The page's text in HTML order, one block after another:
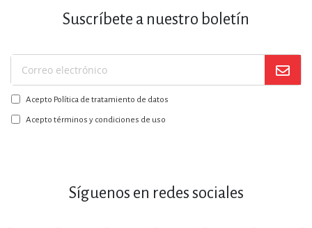
Suscríbete a nuestro boletín
Suscríbase
a
nuestro
boletín:
Acepto Política de tratamiento de datos
Acepto términos y condiciones de uso
Síguenos en redes sociales